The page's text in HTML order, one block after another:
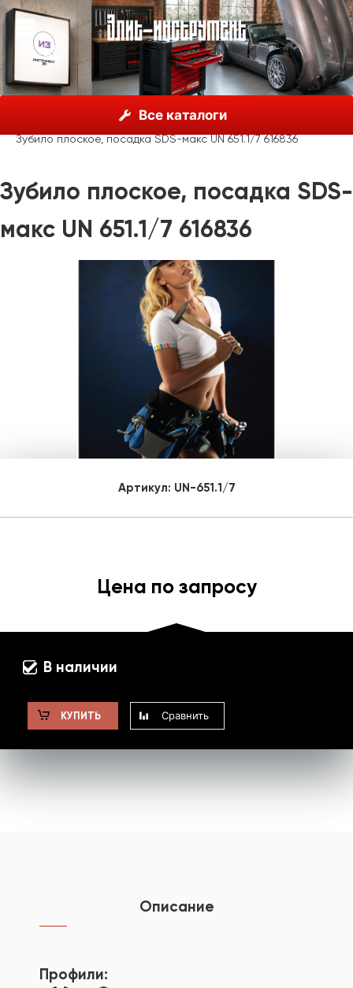
Все каталоги
Unior, Словения
Молотки, пробойники, зубила
Зубила
Зубило плоское, посадка SDS-макс UN 651.1/7 616836
Зубило плоское, посадка SDS-
макс UN 651.1/7 616836
Артикул: UN-651.1/7
Цена по запросу
В наличии
КУПИТЬ Сравнить
Описание
Профили: